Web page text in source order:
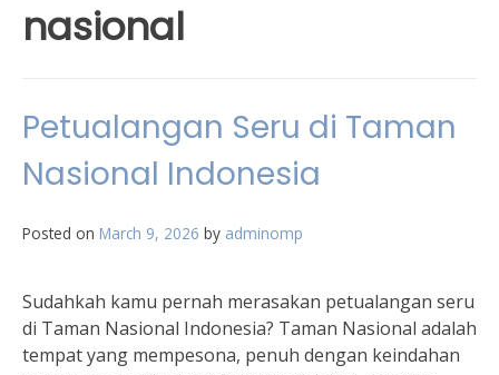
nasional
Petualangan Seru di Taman
Nasional Indonesia
Posted on March 9, 2026 by adminomp
Sudahkah kamu pernah merasakan petualangan seru
di Taman Nasional Indonesia? Taman Nasional adalah
tempat yang mempesona, penuh dengan keindahan